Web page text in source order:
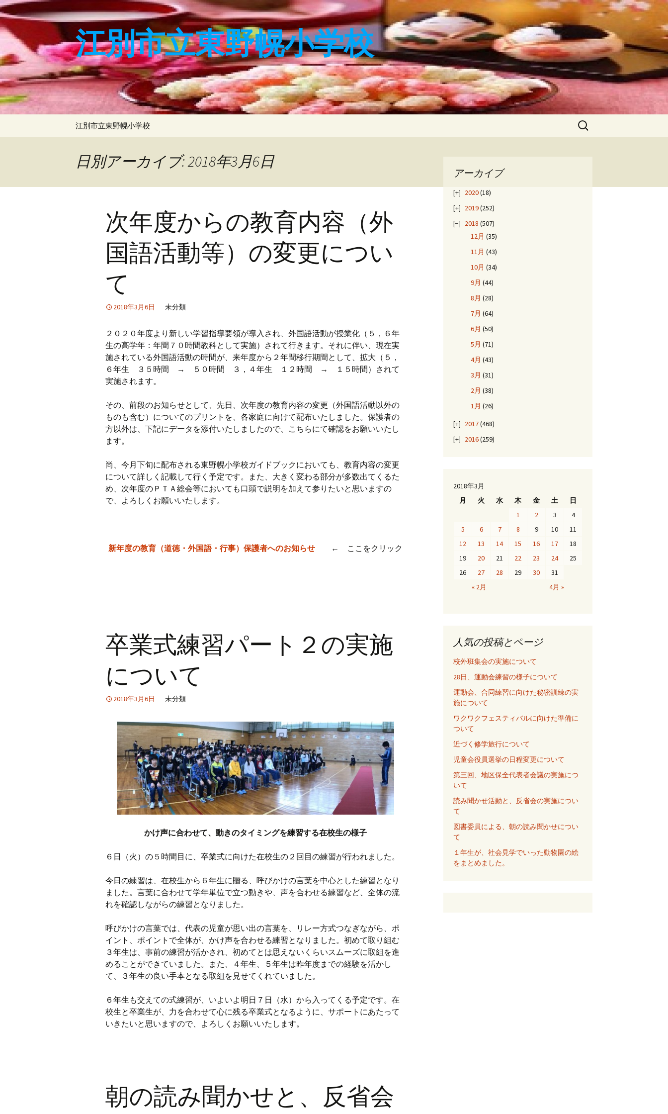
コ
ン
テ
ツ
へ
ス
キ
ッ
プ
江別市立東野幌小学校
江別市立東野幌小学校
検
索:
日別アーカイブ: 2018年3月6日
次年度からの教育内容（外
国語活動等）の変更につい
て
2018年3月6日 未分類
２０２０年度より新しい学習指導要領が導入され、外国語活動が授業化（５，６年
生の高学年：年間７０時間教科として実施）されて行きます。それに伴い、現在実
施されている外国語活動の時間が、来年度から２年間移行期間として、拡大（５，
６年生 ３５時間 → ５０時間 ３，４年生 １２時間 → １５時間）されて
実施されます。
その、前段のお知らせとして、先日、次年度の教育内容の変更（外国語活動以外の
ものも含む）についてのプリントを、各家庭に向けて配布いたしました。保護者の
方以外は、下記にデータを添付いたしましたので、こちらにて確認をお願いいたし
ます。
尚、今月下旬に配布される東野幌小学校ガイドブックにおいても、教育内容の変更
について詳しく記載して行く予定です。また、大きく変わる部分が多数出てくるた
め、次年度のＰＴＡ総会等においても口頭で説明を加えて参りたいと思いますの
で、よろしくお願いいたします。
新年度の教育（道徳・外国語・行事）保護者へのお知らせ ← ここをクリック
卒業式練習パート２の実施
について
2018年3月6日 未分類
かけ声に合わせて、動きのタイミングを練習する在校生の様子
６日（火）の５時間目に、卒業式に向けた在校生の２回目の練習が行われました。
今日の練習は、在校生から６年生に贈る、呼びかけの言葉を中心とした練習となり
ました。言葉に合わせて学年単位で立つ動きや、声を合わせる練習など、全体の流
れを確認しながらの練習となりました。
呼びかけの言葉では、代表の児童が思い出の言葉を、リレー方式つなぎながら、ポ
イント、ポイントで全体が、かけ声を合わせる練習となりました。初めて取り組む
３年生は、事前の練習が活かされ、初めてとは思えないくらいスムーズに取組を進
めることができていました。また、４年生、５年生は昨年度までの経験を活かし
て、３年生の良い手本となる取組を見せてくれていました。
６年生も交えての式練習が、いよいよ明日７日（水）から入ってくる予定です。在
校生と卒業生が、力を合わせて心に残る卒業式となるように、サポートにあたって
いきたいと思いますので、よろしくお願いいたします。
朝の読み聞かせと、反省会
アーカイブ
2020(18)
2019(252)
2018 (507)
12月 (35)
11月 (43)
10月 (34)
9月 (44)
8月 (28)
7月 (64)
6月 (50)
5月 (71)
4月 (43)
3月 (31)
2月 (38)
1月 (26)
2017(468)
2016(259)
2018年3月
月
火 水 木 金 土
日
1
2 3
4
5
6 7 8 9 10
11
12
13 14 15 16 17
18
19
20 21 22 23 24
25
26
27 28 29 30
31
« 2月
4月 »
人気の投稿とページ
校外班集会の実施について
28日、運動会練習の様子について
運動会、合同練習に向けた秘密訓練の実
施について
ワクワクフェスティバルに向けた準備に
ついて
近づく修学旅行について
児童会役員選挙の日程変更について
第三回、地区保全代表者会議の実施につ
いて
読み聞かせ活動と、反省会の実施につい
て
図書委員による、朝の読み聞かせについ
て
１年生が、社会見学でいった動物園の絵
をまとめました。